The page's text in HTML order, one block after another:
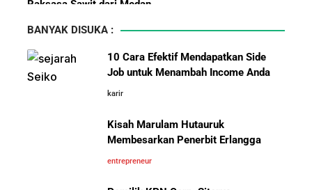
Penghalang Menuju Kesuksesan
Wajib Dihindari Pengusaha
10 Hambatan Utama Pemasaran yang Tidak Bisa
Diselesaikan oleh AI
Mendesain Presentasi Secara Cepat dan Mudah
5 Pelajaran Hidup dari Pendiri Traveloka untuk Anak
BANYAK DISUKA :
10 Cara Efektif Mendapatkan Side
Job untuk Menambah Income Anda
karir
Kisah Marulam Hutauruk
Membesarkan Penerbit Erlangga
entrepreneur